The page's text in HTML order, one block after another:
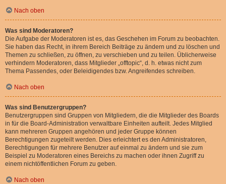
Nach oben
Was sind Moderatoren?
Die Aufgabe der Moderatoren ist es, das Geschehen im Forum zu beobachten.
Sie haben das Recht, in ihrem Bereich Beiträge zu ändern und zu löschen und
Themen zu schließen, zu öffnen, zu verschieben und zu teilen. Üblicherweise
verhindern Moderatoren, dass Mitglieder „offtopic“, d. h. etwas nicht zum
Thema Passendes, oder Beleidigendes bzw. Angreifendes schreiben.
Nach oben
Was sind Benutzergruppen?
Benutzergruppen sind Gruppen von Mitgliedern, die die Mitglieder des Boards
in für die Board-Administration verwaltbare Einheiten aufteilt. Jedes Mitglied
kann mehreren Gruppen angehören und jeder Gruppe können
Berechtigungen zugeteilt werden. Dies erleichtert es den Administratoren,
Berechtigungen für mehrere Benutzer auf einmal zu ändern und sie zum
Beispiel zu Moderatoren eines Bereichs zu machen oder ihnen Zugriff zu
einem nichtöffentlichen Forum zu geben.
Nach oben